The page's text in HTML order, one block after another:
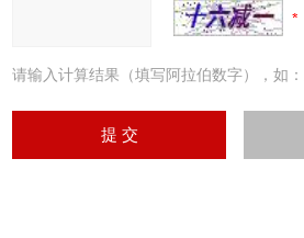
请输入计算结果（填写阿拉伯数字），如